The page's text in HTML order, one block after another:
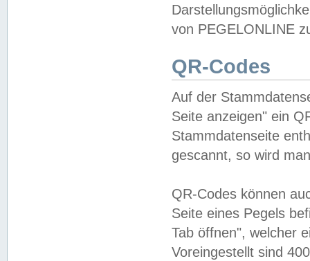
von PEGELONLINE
QR-Codes
Auf der
Seite anzeigen" ein
Stammdatenseite
gescannt, so wird
QR-Codes können
Seite eines Pegels
Tab öffnen", welcher
Voreingestellt sind